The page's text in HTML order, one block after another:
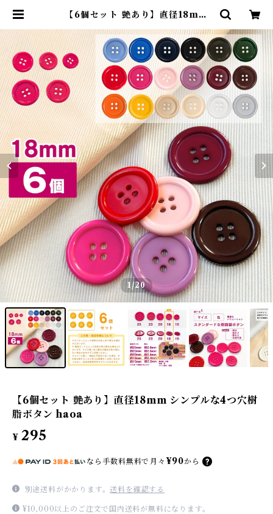
【6個セット 艶あり】直径18mm
コモンママ
1/20
【6個セット 艶あり】直径18mm シンプルな4つ穴樹
脂ボタン haoa
¥ 295
なら 手数料無料で 月々 ¥90から
別途送料がかかります。送料を確認する
¥10,000以上のご注文で国内送料が無料になります。